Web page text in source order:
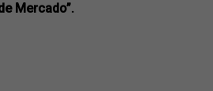
Mercado”.